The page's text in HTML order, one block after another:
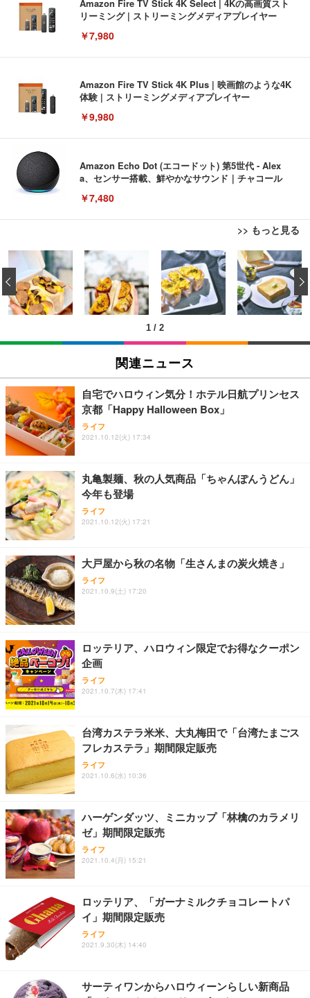
Amazon Fire TV Stick 4K Select | 4Kの高画質スト
リーミング | ストリーミングメディアプレイヤー
￥7,980
Amazon Fire TV Stick 4K Plus | 映画館のような4K
体験 | ストリーミングメディアプレイヤー
￥9,980
Amazon Echo Dot (エコードット) 第5世代 - Alex
a、センサー搭載、鮮やかなサウンド｜チャコール
￥7,480
>> もっと見る
[EdoErgo] オフィスチェア 椅子 テレワーク 疲れな
い 跳ね上げ式アームレスト コンパクト 約105度ロッ
キング pc 事務椅子 360度回転 座面昇降 強化ナイロ
ン樹脂ベース 通気性メッシュ 在宅ワーク H-WY01
(黒網+黒枠+黒足)
￥5,699
SIHOO B100 オフィスチェア／デスクチェア メッシ
ュチェア 人間工学 疲れない ブラック
￥27,999
Sezlife オフィスチェア デスクチェア 疲れない テレ
ワーク チェア 強化バックレスト 30度ロッキング機
能 人間工学 椅子 腰サポート 90度跳ね上げ式アーム
務用 おしゃれ パソコンチェア (ブラック)
Sezlife オフィスチェア デスクチェア 疲れない テレ
ワーク チェア 強化バックレスト 30度ロッキング機
能 人間工学 椅子 腰サポート 90度跳ね上げ式アーム
務用 おしゃれ パソコンチェア (ホワイト)
ANDWINT オフィスチェア デスクチェア 肘なし メ
ッシュ 通気性 ランバーサポート付き 腰サポート ガ
EIZO ビジネス向けプレミアムモニター | FlexScan
EV3240X-WT | 31.5型4K UHD・USB Type-C・ホワ
イト
￥105,595
EIZO ビジネス向けプレミアムモニター | FlexScan
￥109,572
【純正品】27"ゲーミングモニター DualSense 充電
フック付き（CFI-ZDM1J）
【整備済み品】Dell E2724HS 27インチ 液晶モニタ
ー フルHD（1920×1080）VA 非光沢 HDMI/DisplayP
ort/VGA スピーカー内蔵 高さ調整 スイベル VESA対
【MiniLED/24.5inch/280Hz/FHD】GRAPHT THE S
HOOTER Gaming Monitor 24” Essential ゲーミン
Amazonベーシック ペットシーツ 薄型 レギュラー 1
回使い捨て 無香料 ホワイト 300枚
￥3,373
Amazonベーシック ペットシーツ 厚型 ワイド 42枚
x2袋(84枚) ホワイト(吸収面:ライトブルー)
￥3,234
ネオ・ルーライフ ネオ・オムツ L 中型犬用 26枚入
り 単品
Smart Basic(スマートベーシック) 【Amazon.co.jp
限定】 Smart Basic アイリスオーヤマ ペットシーツ
超厚型 お徳用 ワイド 100枚入 (x 1) (ケース販売)
アイリスオーヤマ ペットシーツ 超厚型 お徳用 レギ
1 / 2
‹
関連ニュース
自宅でハロウィン気分！ホテル日航プリンセス
京都「Happy Halloween Box」
ライフ
2021.10.12(火) 17:34
丸亀製麺、秋の人気商品「ちゃんぽんうどん」
今年も登場
ライフ
2021.10.12(火) 17:21
大戸屋から秋の名物「生さんまの炭火焼き」
ライフ
2021.10.9(土) 17:20
ロッテリア、ハロウィン限定でお得なクーポン
企画
ライフ
2021.10.7(木) 17:41
台湾カステラ米米、大丸梅田で「台湾たまごス
フレカステラ」期間限定販売
ライフ
2021.10.6(水) 10:36
ハーゲンダッツ、ミニカップ「林檎のカラメリ
ゼ」期間限定販売
ライフ
2021.10.4(月) 15:21
ロッテリア、「ガーナミルクチョコレートパ
イ」期間限定販売
ライフ
2021.9.30(木) 14:40
サーティワンからハロウィーンらしい新商品